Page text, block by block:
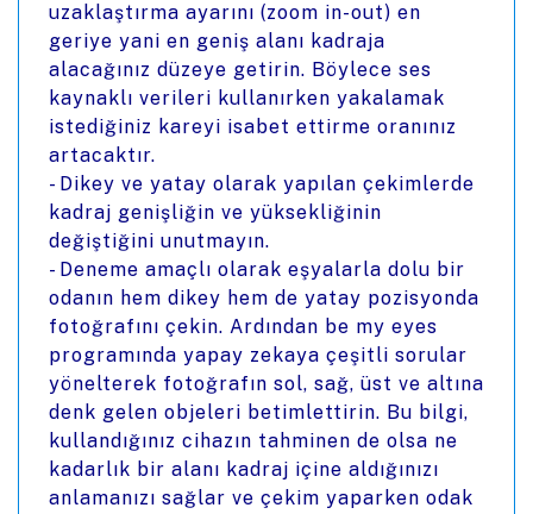
uzaklaştırma ayarını (zoom in-out) en
geriye yani en geniş alanı kadraja
alacağınız düzeye getirin. Böylece ses
kaynaklı verileri kullanırken yakalamak
istediğiniz kareyi isabet ettirme oranınız
artacaktır.
- Dikey ve yatay olarak yapılan çekimlerde
kadraj genişliğin ve yüksekliğinin
değiştiğini unutmayın.
- Deneme amaçlı olarak eşyalarla dolu bir
odanın hem dikey hem de yatay pozisyonda
fotoğrafını çekin. Ardından be my eyes
programında yapay zekaya çeşitli sorular
yönelterek fotoğrafın sol, sağ, üst ve altına
denk gelen objeleri betimlettirin. Bu bilgi,
kullandığınız cihazın tahminen de olsa ne
kadarlık bir alanı kadraj içine aldığınızı
anlamanızı sağlar ve çekim yaparken odak